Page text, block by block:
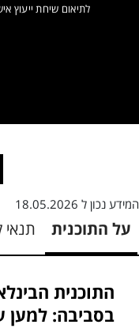
לתיאום שיחת ייעוץ
המידע נכון ל 18.05.2026
על התוכנית
התוכנית
בסביבה: למען